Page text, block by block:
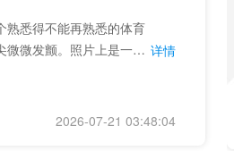
熟悉得不能再熟悉的体育
微微发颤。照片上是一个 详情
2026-07-21 03:48:04